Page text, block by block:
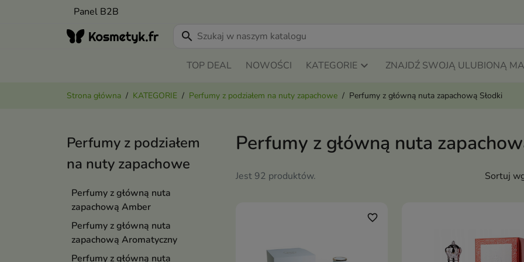
Panel B2B
search
TOP DEAL NOWOŚCI KATEGORIE ZNAJDŹ SWOJĄ ULUBIONĄ
Strona główna KATEGORIE Perfumy z podziałem na nuty zapachowe Perfumy z główną nuta zapachową Słodki
Perfumy z podziałem
na nuty zapachowe
Perfumy z główną nuta
zapachową Amber
Perfumy z główną nuta
zapachową Aromatyczny
Perfumy z główną nuta
Perfumy z główną nuta
Jest 92 produktów. Sortuj
favorite_border